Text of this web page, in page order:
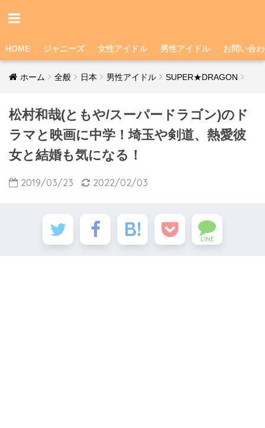
HOME ジャニーズ 女性アイドル 男性アイドル お問い合
ホーム 全般 日本 男性アイドル SUPER★DRAGON
松村和哉(ともや/スーパードラゴン)のド
ラマと映画に中学！埼玉や剣道、熱愛彼
女と結婚も気になる！
2019/03/23 2022/02/03
LINE